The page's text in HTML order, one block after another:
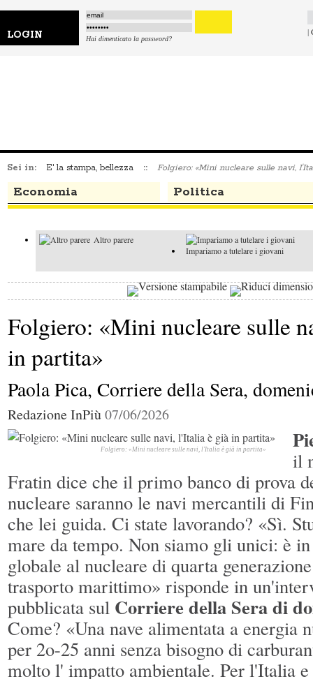
LOGIN Hai dimenticato la password?
|
Sei in: E' la stampa, bellezza :: Folgiero: «Mini nucleare sulle navi,
Economia Politica
Altro parere
Impariamo a tutelare i giovani
I faziosi e il
buon senso
Altro parere
Crosetto: “Le navi italiane restano nel Mar
intervento con l'accisa mobile. Per ...
I
vantaggi (apparenti) della Cina
Altro parere
Folgiero: «Mini nucleare sulle
in partita»
Paola Pica, Corriere della Sera,
Redazione InPiù07/06/2026
Folgiero: «Mini nucleare sulle navi, l'Italia è già in partita»
il
Fratin dice che il primo banco di prova
nucleare saranno le navi mercantili di
che lei guida. Ci state lavorando? «Sì.
mare da tempo. Non siamo gli unici: è
globale al nucleare di quarta
trasporto marittimo» risponde in
pubblicata sul Corriere della Sera di
Come? «Una nave alimentata a energia
per 2o-25 anni senza bisogno di
molto l' impatto ambientale. Per l'Italia